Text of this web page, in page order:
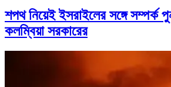
শপথ নিয়েই ইসরাইলের সঙ্গে সম্পর্ক
কলম্বিয়া সরকারের